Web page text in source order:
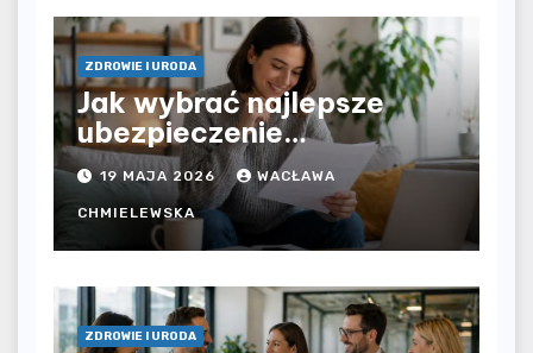
ZDROWIE I URODA
Jak wybrać najlepsze
ubezpieczenie
komunikacyjne i uniknąć
kosztownych błędów?
19 MAJA 2026 WACŁAWA
CHMIELEWSKA
ZDROWIE I URODA